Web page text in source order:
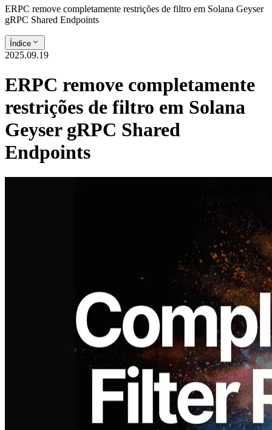
ERPC remove completamente restrições de filtro em Solana Geyser
gRPC Shared Endpoints
Índice
2025.09.19
ERPC remove completamente
restrições de filtro em Solana
Geyser gRPC Shared
Endpoints
ELSOUL LABO B.V. (Sede: Amsterdã, Países Baixos; CEO:
Fumitake Kawasaki) e Validators DAO, os operadores de ERPC,
remover completamente restrições de filtro sobre Geyser gRPC
endpoints compartilhados. Esta mudança já foi aplicada em todas as
regiões e, com sistemas de monitorização reforçados, continuaremos
a proporcionar um ambiente estável numa base permanente.